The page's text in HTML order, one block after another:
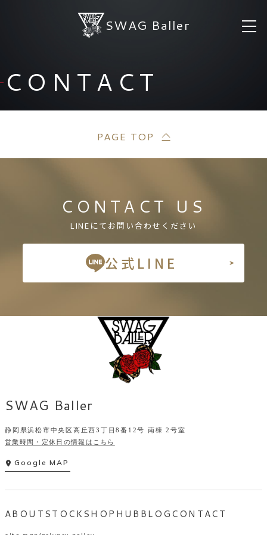
SWAG Baller
CONTACT
CONTACT US
LINEにてお問い合わせください
公式LINE
SWAG Baller
静岡県浜松市中央区高丘西3丁目8番12号 南棟 2号室
営業時間・定休日の情報はこちら
Google MAP
ABOUTSTOCKSHOP HUB BLOGCONTACT
PAGE TOP